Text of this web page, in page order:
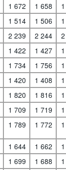
1 672 1 658
1 514 1 506
2 239 2 244
1 422 1 427
1 734 1 756
1 420 1 408
1 820 1 816
1 709 1 719
1 789 1 772
1 644 1 662
1 699 1 688